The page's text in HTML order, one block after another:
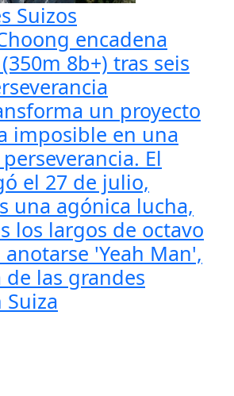
Suizos
encadena
(350m 8b+) tras seis
un proyecto
imposible en una
El
el 27 de julio,
una agónica lucha,
los largos de octavo
'Yeah Man',
de las grandes
Suiza